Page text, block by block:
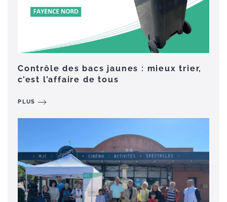
Contrôle des bacs jaunes : mieux trier,
c’est l’affaire de tous
PLUS